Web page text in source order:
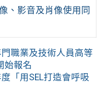
、影音及肖像使用同
職業及技術人員高等
始報名
「用SEL打造會呼吸